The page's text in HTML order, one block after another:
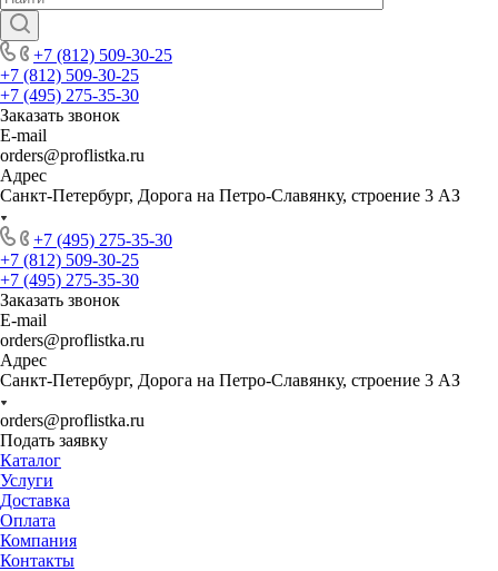
+7 (812) 509-30-25
+7 (812) 509-30-25
+7 (495) 275-35-30
Заказать звонок
E-mail
orders@proflistka.ru
Адрес
Санкт-Петербург, Дорога на Петро-Славянку, строение 3 АЗ
+7 (495) 275-35-30
+7 (812) 509-30-25
+7 (495) 275-35-30
Заказать звонок
E-mail
orders@proflistka.ru
Адрес
Санкт-Петербург, Дорога на Петро-Славянку, строение 3 АЗ
orders@proflistka.ru
Подать заявку
Каталог
Услуги
Доставка
Оплата
Компания
Контакты